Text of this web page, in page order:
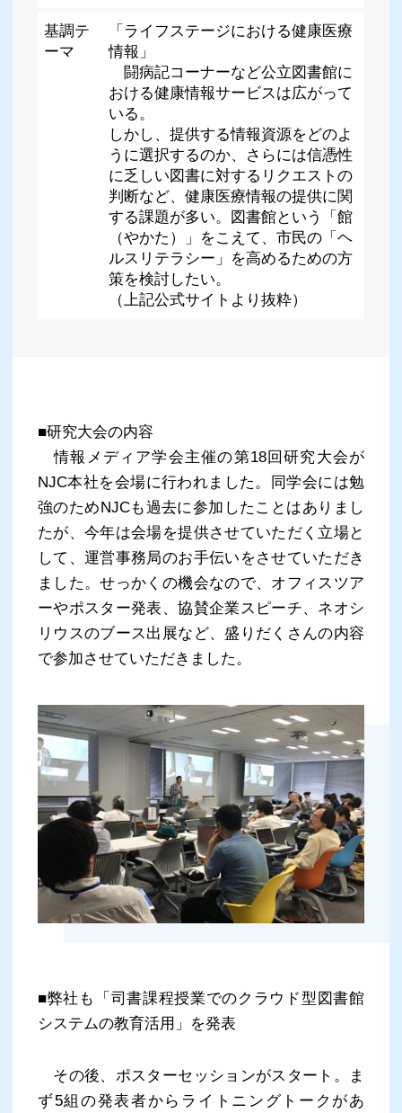
基調テ
ーマ
「ライフステージにおける健康医療
情報」
闘病記コーナーなど公立図書館に
おける健康情報サービスは広がって
いる。
しかし、提供する情報資源をどのよ
うに選択するのか、さらには信憑性
に乏しい図書に対するリクエストの
判断など、健康医療情報の提供に関
する課題が多い。図書館という「館
（やかた）」をこえて、市民の「ヘ
ルスリテラシー」を高めるための方
策を検討したい。
（上記公式サイトより抜粋）
■研究大会の内容
情報メディア学会主催の第18回研究大会が
NJC本社を会場に行われました。同学会には勉
強のためNJCも過去に参加したことはありまし
たが、今年は会場を提供させていただく立場と
して、運営事務局のお手伝いをさせていただき
ました。せっかくの機会なので、オフィスツア
ーやポスター発表、協賛企業スピーチ、ネオシ
リウスのブース出展など、盛りだくさんの内容
で参加させていただきました。
■弊社も「司書課程授業でのクラウド型図書館
システムの教育活用」を発表
その後、ポスターセッションがスタート。ま
ず5組の発表者からライトニングトークがあ